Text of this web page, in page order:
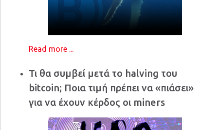
Read more ...
Τι θα συμβεί μετά το halving του
bitcoin; Ποια τιμή πρέπει να «πιάσει»
για να έχουν κέρδος οι miners